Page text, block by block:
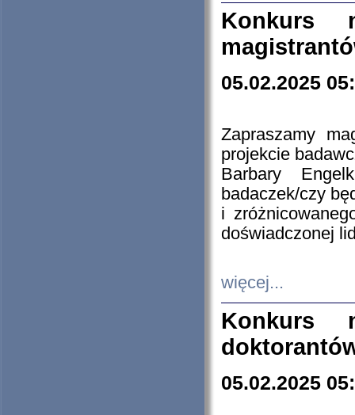
Konkurs
05.02.2025
Zapraszamy
projekcie
Barbary
badaczek/czy
i
doświadczonej
więcej...
Konkurs
05.02.2025